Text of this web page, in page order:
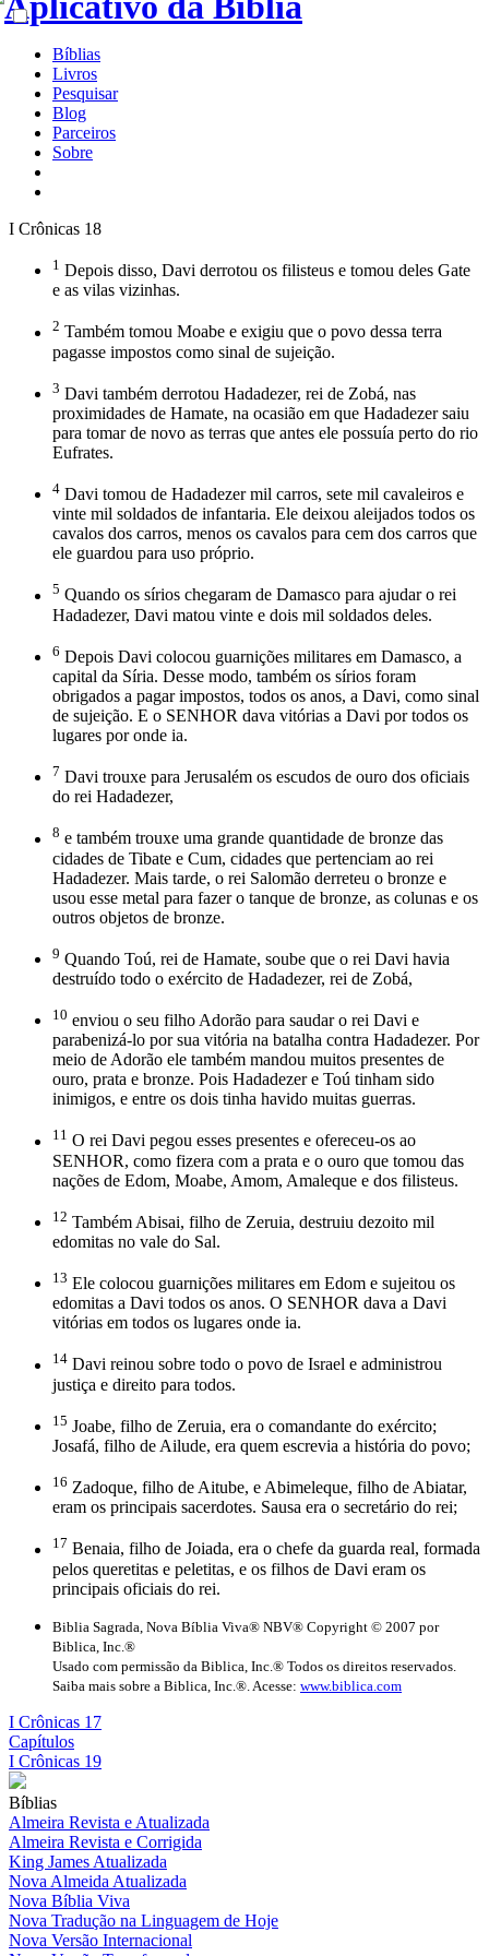
Bíblias
Livros
Pesquisar
Blog
Parceiros
Sobre
I Crônicas 18
1 Depois disso, Davi derrotou os filisteus e tomou deles Gate
e as vilas vizinhas.
2 Também tomou Moabe e exigiu que o povo dessa terra
pagasse impostos como sinal de sujeição.
3 Davi também derrotou Hadadezer, rei de Zobá, nas
proximidades de Hamate, na ocasião em que Hadadezer saiu
para tomar de novo as terras que antes ele possuía perto do rio
Eufrates.
4 Davi tomou de Hadadezer mil carros, sete mil cavaleiros e
vinte mil soldados de infantaria. Ele deixou aleijados todos os
cavalos dos carros, menos os cavalos para cem dos carros que
ele guardou para uso próprio.
5 Quando os sírios chegaram de Damasco para ajudar o rei
Hadadezer, Davi matou vinte e dois mil soldados deles.
6 Depois Davi colocou guarnições militares em Damasco, a
capital da Síria. Desse modo, também os sírios foram
obrigados a pagar impostos, todos os anos, a Davi, como sinal
de sujeição. E o SENHOR dava vitórias a Davi por todos os
lugares por onde ia.
7 Davi trouxe para Jerusalém os escudos de ouro dos oficiais
do rei Hadadezer,
8 e também trouxe uma grande quantidade de bronze das
cidades de Tibate e Cum, cidades que pertenciam ao rei
Hadadezer. Mais tarde, o rei Salomão derreteu o bronze e
usou esse metal para fazer o tanque de bronze, as colunas e os
outros objetos de bronze.
9 Quando Toú, rei de Hamate, soube que o rei Davi havia
destruído todo o exército de Hadadezer, rei de Zobá,
10 enviou o seu filho Adorão para saudar o rei Davi e
parabenizá-lo por sua vitória na batalha contra Hadadezer. Por
meio de Adorão ele também mandou muitos presentes de
ouro, prata e bronze. Pois Hadadezer e Toú tinham sido
inimigos, e entre os dois tinha havido muitas guerras.
11 O rei Davi pegou esses presentes e ofereceu-os ao
SENHOR, como fizera com a prata e o ouro que tomou das
nações de Edom, Moabe, Amom, Amaleque e dos filisteus.
12 Também Abisai, filho de Zeruia, destruiu dezoito mil
edomitas no vale do Sal.
13 Ele colocou guarnições militares em Edom e sujeitou os
edomitas a Davi todos os anos. O SENHOR dava a Davi
vitórias em todos os lugares onde ia.
14 Davi reinou sobre todo o povo de Israel e administrou
justiça e direito para todos.
15 Joabe, filho de Zeruia, era o comandante do exército;
Josafá, filho de Ailude, era quem escrevia a história do povo;
16 Zadoque, filho de Aitube, e Abimeleque, filho de Abiatar,
eram os principais sacerdotes. Sausa era o secretário do rei;
17 Benaia, filho de Joiada, era o chefe da guarda real, formada
pelos queretitas e peletitas, e os filhos de Davi eram os
principais oficiais do rei.
Biblia Sagrada, Nova Bíblia Viva® NBV® Copyright © 2007 por
Biblica, Inc.®
Usado com permissão da Biblica, Inc.® Todos os direitos reservados.
Saiba mais sobre a Biblica, Inc.®. Acesse: www.biblica.com
I Crônicas 17
Capítulos
I Crônicas 19
Bíblias
Almeira Revista e Atualizada
Almeira Revista e Corrigida
King James Atualizada
Nova Almeida Atualizada
Nova Bíblia Viva
Nova Tradução na Linguagem de Hoje
Nova Versão Internacional